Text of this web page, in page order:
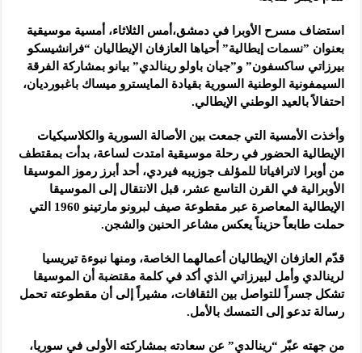
استضاف مسرح الأوبرا في دمشق،أمس الثلاثاء، أمسية موسيقية
بعنوان ‌‏”نسمات إيطالية” أحياها العازفان الإيطاليان “فرانشيسكو
بيرزاتي‏ ‌‏ساكسفون” و”جيان باولو رينالدي” ‏بيانو ‏بمشاركة الفرقة
السيمفونية ‏الوطنية السورية بقيادة المايسترو ميساك باغبورديان،
احتفالاً بالعيد الوطني ‏الإيطالي.‏
وأخذت الأمسية التي جمعت بين الأصالة السورية والكلاسيكيات
الإيطالية ‏الحضور ‏في رحلة موسيقية امتدت لساعة، بدأت بمقتطف
من أوبرا لاترافياتا ‏للمؤلف ‏جوزيبه فيردي، أحد أبرز رموز الموسيقا
الأوبرالية في القرن ‏التاسع ‏عشر، قبل الانتقال إلى الموسيقا
الإيطالية المعاصرة عبر مقطوعة ‏صيف ‏لبرونو مارتينو 1960 التي
حملت طابعاً حزيناً يعكس مشاعر ‏الحنين ‏والشجن.‏
قدّم العازفان الإيطاليان أعمالهما الخاصة، ومنها نبوءة تيريسيا
لرينالدي ‌‏وأمل لبيرزاتي الذي أكد في كلمة مقتضبة أن الموسيقا
تشكل جسراً للتواصل ‌‏بين الثقافات، مشيراً إلى أن مقطوعته تحمل
رسالة تدعو إلى التمسك بالأمل. ‌‏
من جهته عبّر “رينالدي” عن سعادته بمشاركته الأولى في سوريا،